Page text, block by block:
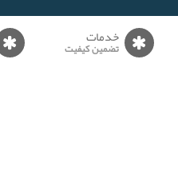
خدمات
تضمین کیفیت